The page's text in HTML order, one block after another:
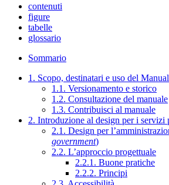
contenuti
figure
tabelle
glossario
Sommario
1. Scopo, destinatari e uso del
1.1. Versionamento e storico
1.2. Consultazione del manuale
1.3. Contribuisci al manuale
2. Introduzione al design per i
2.1. Design per
government)
2.2. L’approccio progettuale
2.2.1. Buone pratiche
2.2.2. Principi